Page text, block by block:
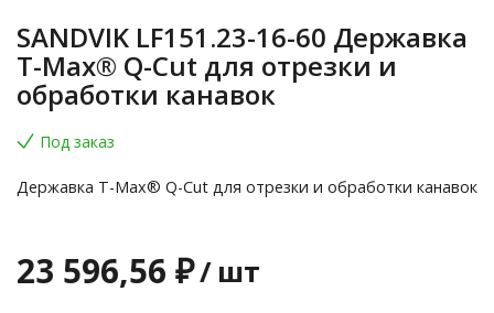
SANDVIK LF151.23-16-60 Державка
T-Max® Q-Cut для отрезки и
обработки канавок
Под заказ
Державка T-Max® Q-Cut для отрезки и обработки канавок
23 596,56 ₽/ шт